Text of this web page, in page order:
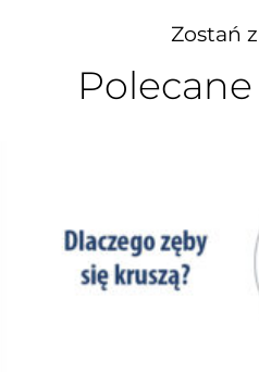
Zostań